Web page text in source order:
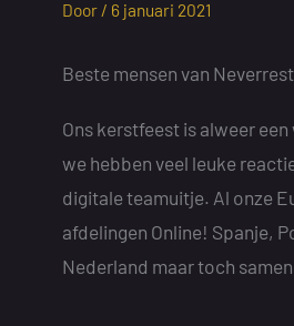
Door / 6 januari 2021
Beste mensen van
Ons kerstfeest is alweer
we hebben veel leuke
digitale teamuitje. Al onze
afdelingen Online! Spanje,
Nederland maar toch